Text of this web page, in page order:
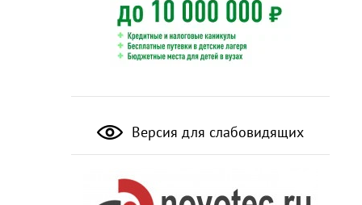
Версия для слабовидящих